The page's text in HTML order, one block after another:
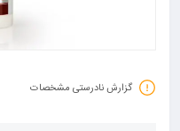
گزارش نادرستی مشخصات